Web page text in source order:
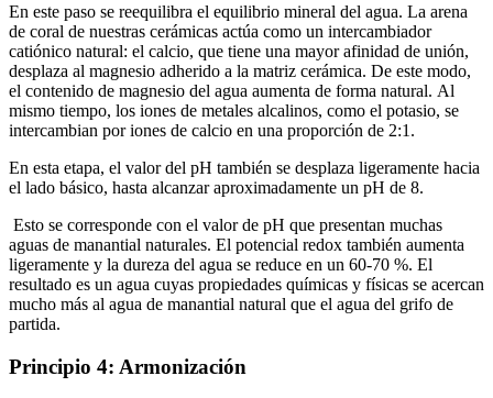
En este paso se reequilibra el equilibrio mineral del agua. La arena
de coral de nuestras cerámicas actúa como un intercambiador
catiónico natural: el calcio, que tiene una mayor afinidad de unión,
desplaza al magnesio adherido a la matriz cerámica. De este modo,
el contenido de magnesio del agua aumenta de forma natural. Al
mismo tiempo, los iones de metales alcalinos, como el potasio, se
intercambian por iones de calcio en una proporción de 2:1.
En esta etapa, el valor del pH también se desplaza ligeramente hacia
el lado básico, hasta alcanzar aproximadamente un pH de 8.
Esto se corresponde con el valor de pH que presentan muchas
aguas de manantial naturales. El potencial redox también aumenta
ligeramente y la dureza del agua se reduce en un 60-70 %. El
resultado es un agua cuyas propiedades químicas y físicas se acercan
mucho más al agua de manantial natural que el agua del grifo de
partida.
Principio 4: Armonización